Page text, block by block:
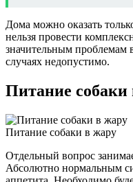
Дома можно оказать
нельзя провести
значительным проблемам
случаях недопустимо.
Питание собаки
Питание собаки в жару
Отдельный вопрос
Абсолютно нормальным